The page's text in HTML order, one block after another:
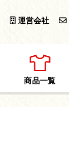
運営会社
商品一覧